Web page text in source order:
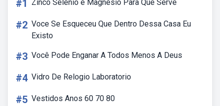
#1 Zinco Selênio é Magnésio Para Que Serve
#2 Voce Se Esqueceu Que Dentro Dessa Casa Eu
Existo
#3 Você Pode Enganar A Todos Menos A Deus
#4 Vidro De Relogio Laboratorio
#5 Vestidos Anos 60 70 80